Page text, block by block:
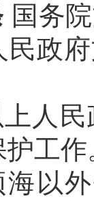
国务
民政
人
工作
海以